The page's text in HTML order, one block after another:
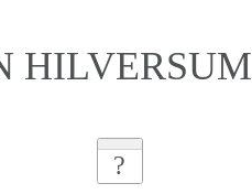
HILVERSUM
?